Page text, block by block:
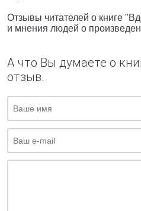
Отзывы читателей о книге
и мнения людей о
А что Вы думаете о
отзыв.